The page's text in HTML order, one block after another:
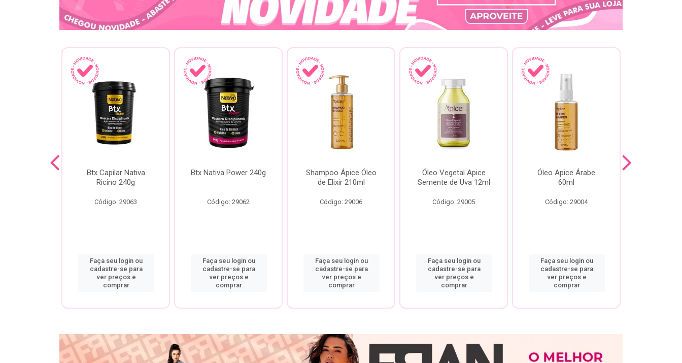
Btx Capilar Nativa
Ricino 240g
Código: 29063
Faça seu login ou
cadastre-se para
ver preços e
comprar
Btx Nativa Power 240g
Código: 29062
Faça seu login ou
cadastre-se para
ver preços e
comprar
Shampoo Ápice Óleo
de Elixir 210ml
Código: 29006
Faça seu login ou
cadastre-se para
ver preços e
comprar
Óleo Vegetal Apice
Semente de Uva 12ml
Código: 29005
Faça seu login ou
cadastre-se para
ver preços e
comprar
Óleo Apice Árabe
60ml
Código: 29004
Faça seu login ou
cadastre-se para
ver preços e
comprar